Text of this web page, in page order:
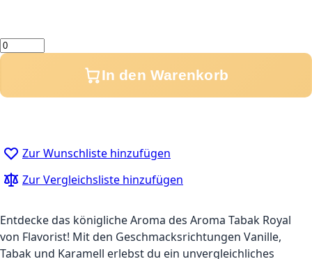
Menge
In den Warenkorb
Zur Wunschliste hinzufügen
Zur Vergleichsliste hinzufügen
Entdecke das königliche Aroma des Aroma Tabak Royal
von Flavorist! Mit den Geschmacksrichtungen Vanille,
Tabak und Karamell erlebst du ein unvergleichliches